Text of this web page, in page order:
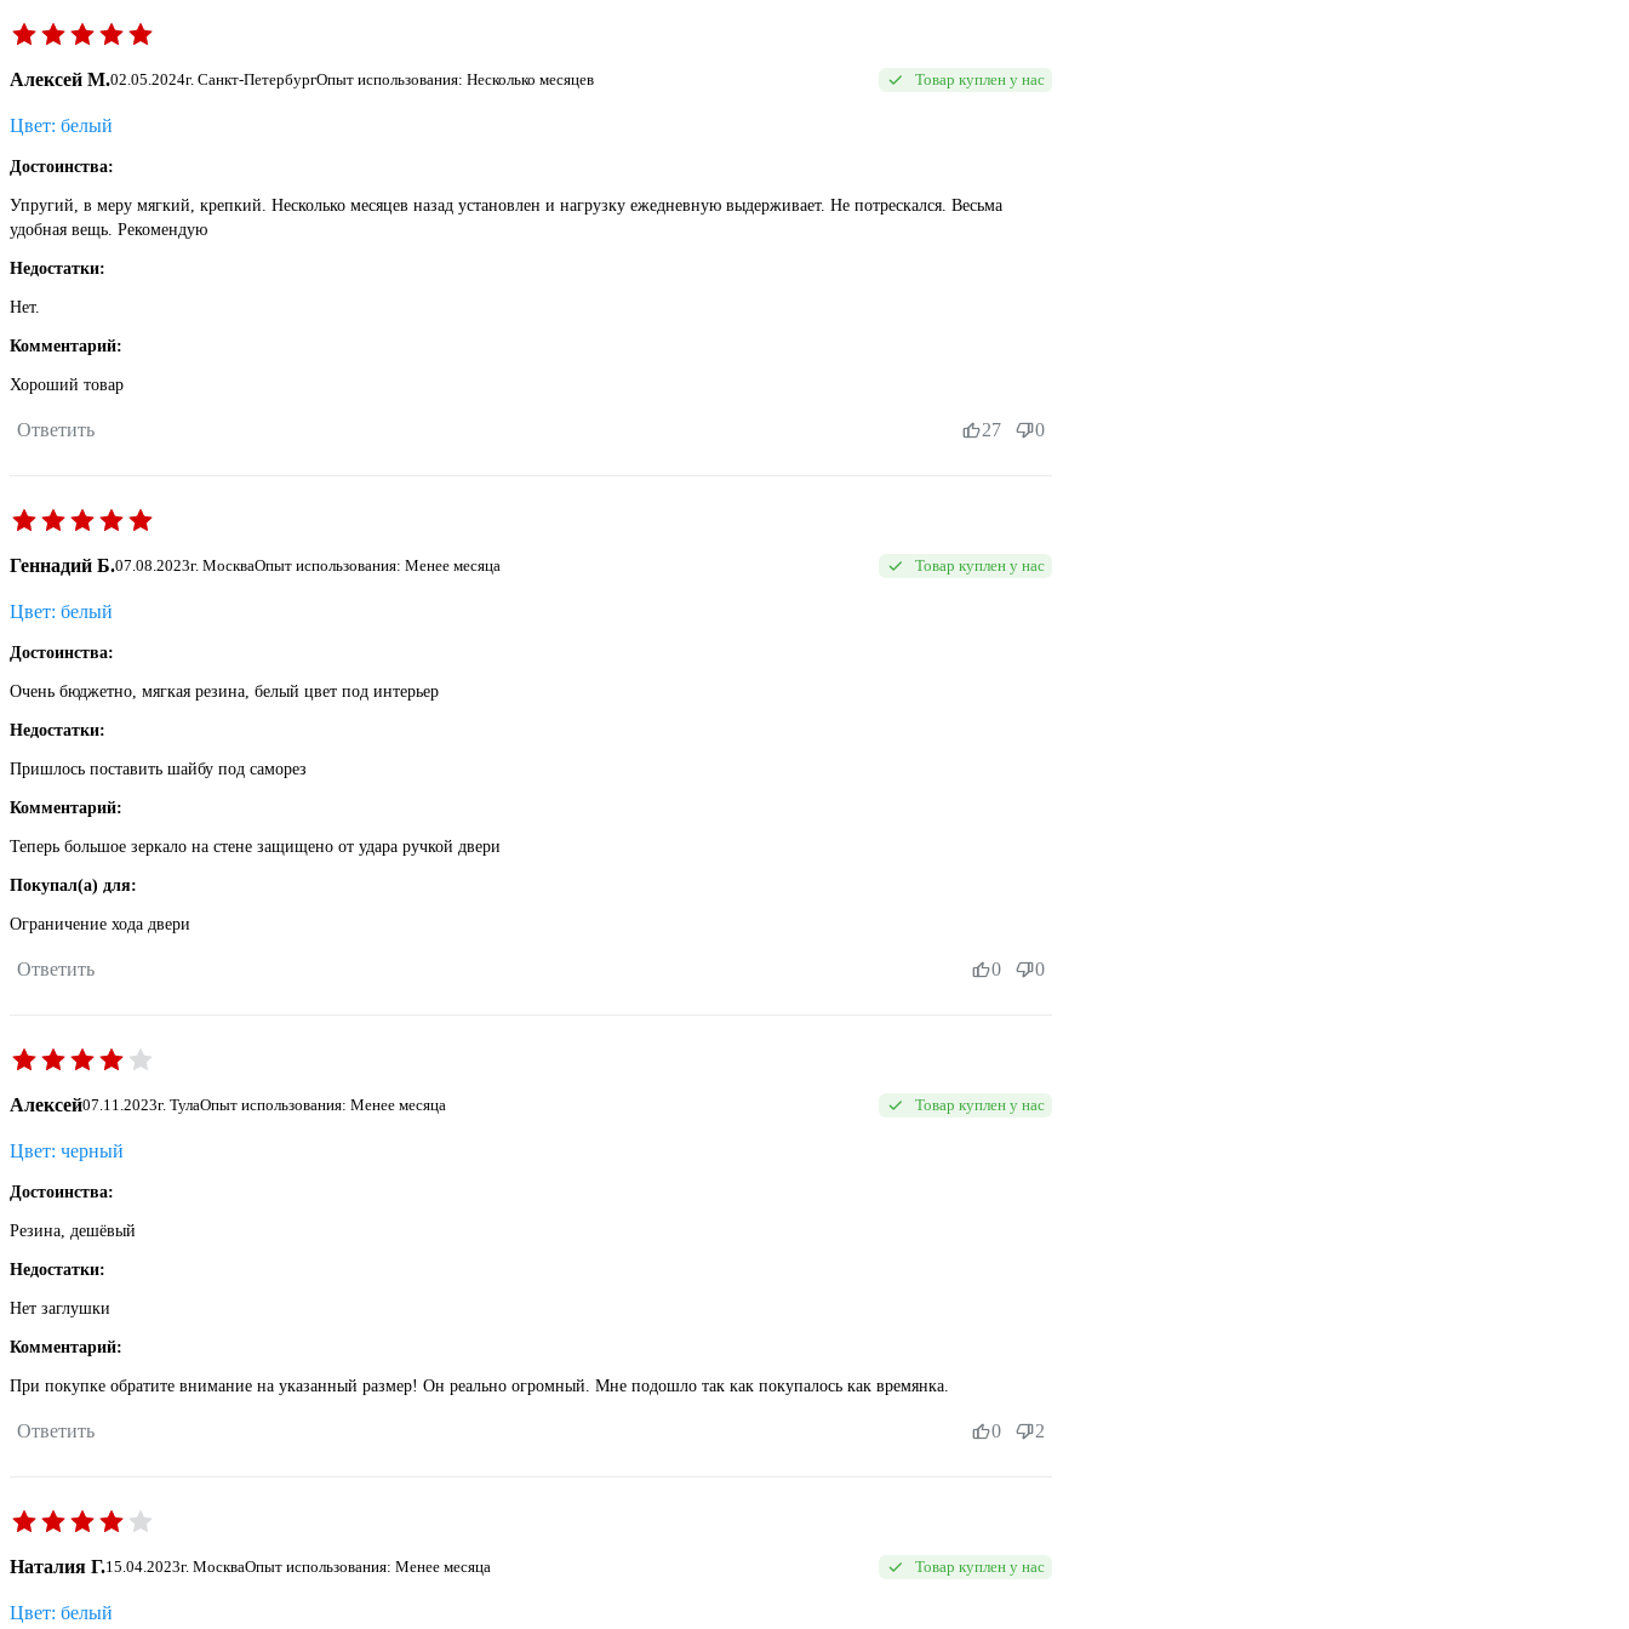
Алексей М.02.05.2024г. Санкт-ПетербургОпыт использования: Несколько месяцев Товар куплен у нас
Цвет: белый
Достоинства:
Упругий, в меру мягкий, крепкий. Несколько месяцев назад установлен и нагрузку ежедневную выдерживает. Не потрескался. Весьма
удобная вещь. Рекомендую
Недостатки:
Нет.
Комментарий:
Хороший товар
Ответить 27 0
Геннадий Б.07.08.2023г. МоскваОпыт использования: Менее месяца Товар куплен у нас
Цвет: белый
Достоинства:
Очень бюджетно, мягкая резина, белый цвет под интерьер
Недостатки:
Пришлось поставить шайбу под саморез
Комментарий:
Теперь большое зеркало на стене защищено от удара ручкой двери
Покупал(а) для:
Ограничение хода двери
Ответить 0 0
Алексей07.11.2023г. ТулаОпыт использования: Менее месяца Товар куплен у нас
Цвет: черный
Достоинства:
Резина, дешёвый
Недостатки:
Нет заглушки
Комментарий:
При покупке обратите внимание на указанный размер! Он реально огромный. Мне подошло так как покупалось как времянка.
Ответить 0 2
Наталия Г.15.04.2023г. МоскваОпыт использования: Менее месяца Товар куплен у нас
Цвет: белый